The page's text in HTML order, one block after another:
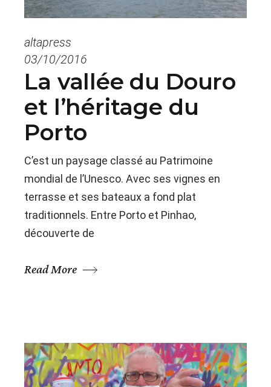
altapress
03/10/2016
La vallée du Douro
et l’héritage du
Porto
C’est un paysage classé au Patrimoine
mondial de l’Unesco. Avec ses vignes en
terrasse et ses bateaux a fond plat
traditionnels. Entre Porto et Pinhao,
découverte de
Read More